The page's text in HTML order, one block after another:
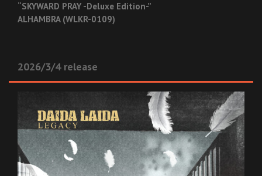
“SKYWARD PRAY -Deluxe Edition-”
ALHAMBRA (WLKR-0109)
2026/3/4 release